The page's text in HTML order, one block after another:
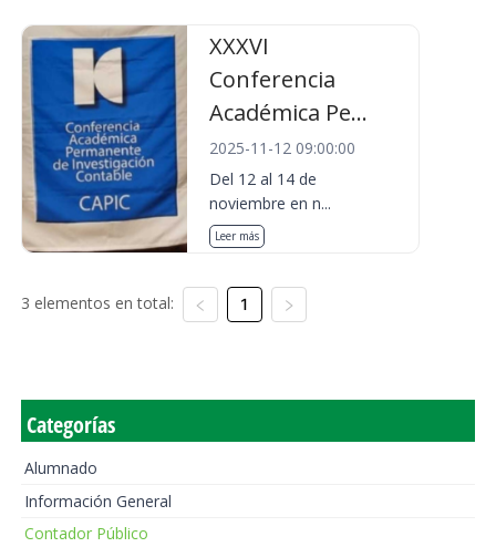
XXXVI
Conferencia
Académica Pe...
2025-11-12 09:00:00
Del 12 al 14 de
noviembre en n...
Leer más
3 elementos en total: 1
Categorías
Alumnado
Información General
Contador Público